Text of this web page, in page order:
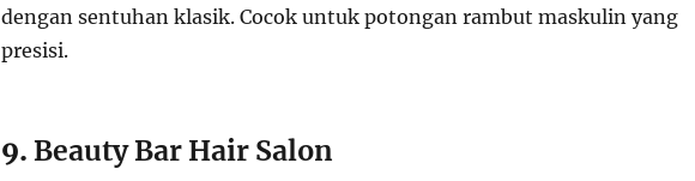
dengan sentuhan klasik. Cocok untuk potongan rambut maskulin yang
presisi.
9. Beauty Bar Hair Salon